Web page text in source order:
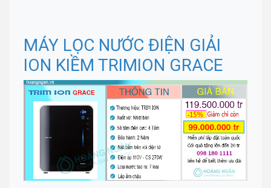
MÁY LỌC NƯỚC ĐIỆN GIẢI
ION KIỀM TRIMION GRACE